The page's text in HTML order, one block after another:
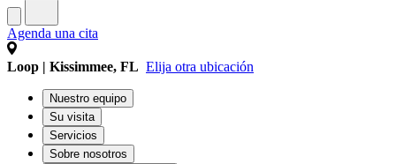
Agenda una cita
Loop | Kissimmee, FL Elija otra ubicación
Nuestro equipo
Su visita
Servicios
Sobre nosotros